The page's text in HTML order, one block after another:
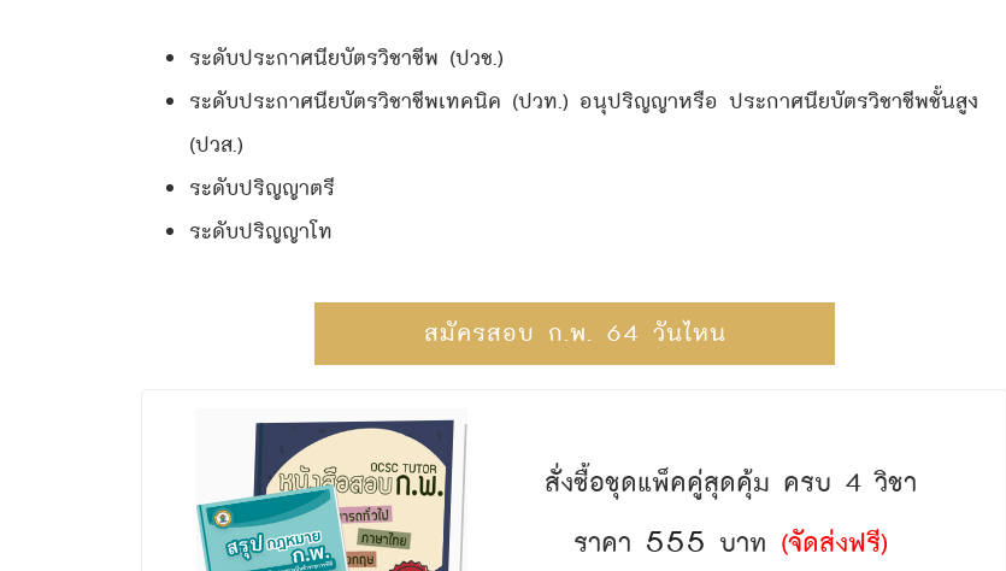
ระดับประกาศนียบัตรวิชาชีพ (ปวช.)
ระดับประกาศนียบัตรวิชาชีพเทคนิค (ปวท.) อนุปริญญาหรือ ประกาศนียบัตรวิชาชีพชั้นสูง
(ปวส.)
ระดับปริญญาตรี
ระดับปริญญาโท
สมัครสอบ ก.พ. 64 วันไหน
สั่งซื้อชุดแพ็คคู่สุดคุ้ม ครบ 4 วิชา
ราคา 555 บาท (จัดส่งฟรี)